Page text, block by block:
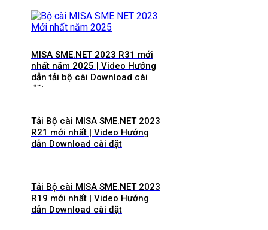
MISA SME.NET 2023 R31 mới
nhất năm 2025 | Video Hướng
dẫn tải bộ cài Download cài
đặt
Tải Bộ cài MISA SME.NET 2023
R21 mới nhất | Video Hướng
dẫn Download cài đặt
Tải Bộ cài MISA SME.NET 2023
R19 mới nhất | Video Hướng
dẫn Download cài đặt